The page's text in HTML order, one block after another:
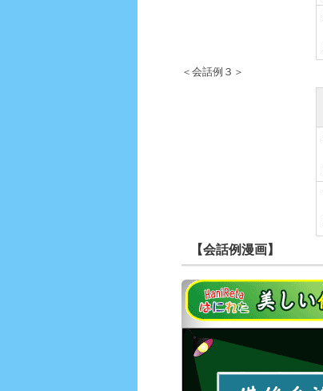
＜会話例３＞
【会話例漫画】